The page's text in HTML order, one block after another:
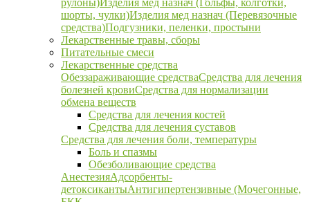
рулоны)Изделия мед назнач (Гольфы, колготки,
шорты, чулки)Изделия мед назнач (Перевязочные
средства)Подгузники, пеленки, простыни
Лекарственные травы, сборы
Питательные смеси
Лекарственные средства
Обеззараживающие средстваСредства для лечения
болезней кровиСредства для нормализации
обмена веществ
Средства для лечения костей
Средства для лечения суставов
Средства для лечения боли, температуры
Боль и спазмы
Обезболивающие средства
АнестезияАдсорбенты-
детоксикантыАнтигипертензивные (Мочегонные,